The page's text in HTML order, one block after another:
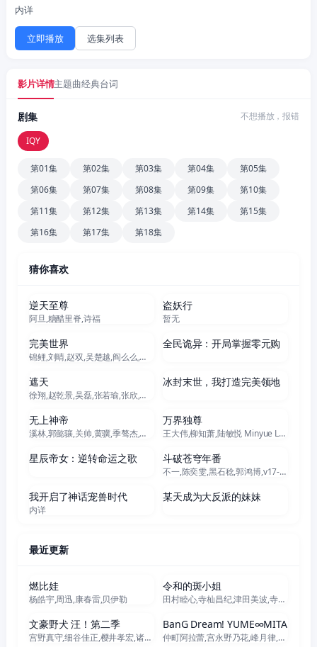
内详
立即播放 选集列表
影片详情主题曲经典台词
剧集 不想播放，报错
IQY
第01集 第02集 第03集 第04集
第05集
第06集
第07集 第08集 第09集
第10集
第11集
第12集 第13集 第14集
第15集
第16集
第17集 第18集
猜你喜欢
逆天至尊
阿旦,糖醋里脊,诗福
盗妖行
暂无
更新至281集
完美世界
锦鲤,刘晴,赵双,吴楚越,阎么么,宣晓鸣
全民诡异：开局掌握零元购
更新至174集
遮天
徐翔,赵乾景,吴磊,张若瑜,张欣,王肖兵,韩娇娇,李蝉妃
冰封末世，我打造完美领地
更新至629集
无上神帝
溪林,郭懿骧,关帅,黄骥,季骜杰,钟巍,烈之流星,蘭雨馨,张妮,徐翔,Akira明,柳知萧
万界独尊
王大伟,柳知萧,陆敏悦 Minyue Lu,黄骥,关帅,蘭雨馨,季骜杰,默伶,宴宁,徐翔,张妮,烈之流星,钟巍,Akira明,安志,kinsen,芥末
更新至38集
星辰帝女：逆转命运之歌
更新至207集
斗破苍穹年番
不一,陈奕雯,黑石稔,郭鸿博,v17-富贵,王宇航,赵洋
我开启了神话宠兽时代
内详
更新至67集
某天成为大反派的妹妹
最近更新
燃比娃
杨皓宇,周迅,康春雷,贝伊勒
令和的斑小姐
田村睦心,寺杣昌纪,津田美波,寺泽百花
更新至06集
文豪野犬 汪！第二季
宫野真守,细谷佳正,樱井孝宏,诸星堇,石田彰,子安武人,森川智之,福山润,梶裕贵,花泽香菜,大塚明夫,小野贤章,植田佳奈,小市真琴,谷山纪章,草尾毅,阿座上洋平,千叶翔也,林勇,上村祐翔
更新至08集
BanG Dream! YUME∞MITA
仲町阿拉蕾,宫永野乃花,峰月律,藤都子,千石由乃
更新至07集 更新至06集